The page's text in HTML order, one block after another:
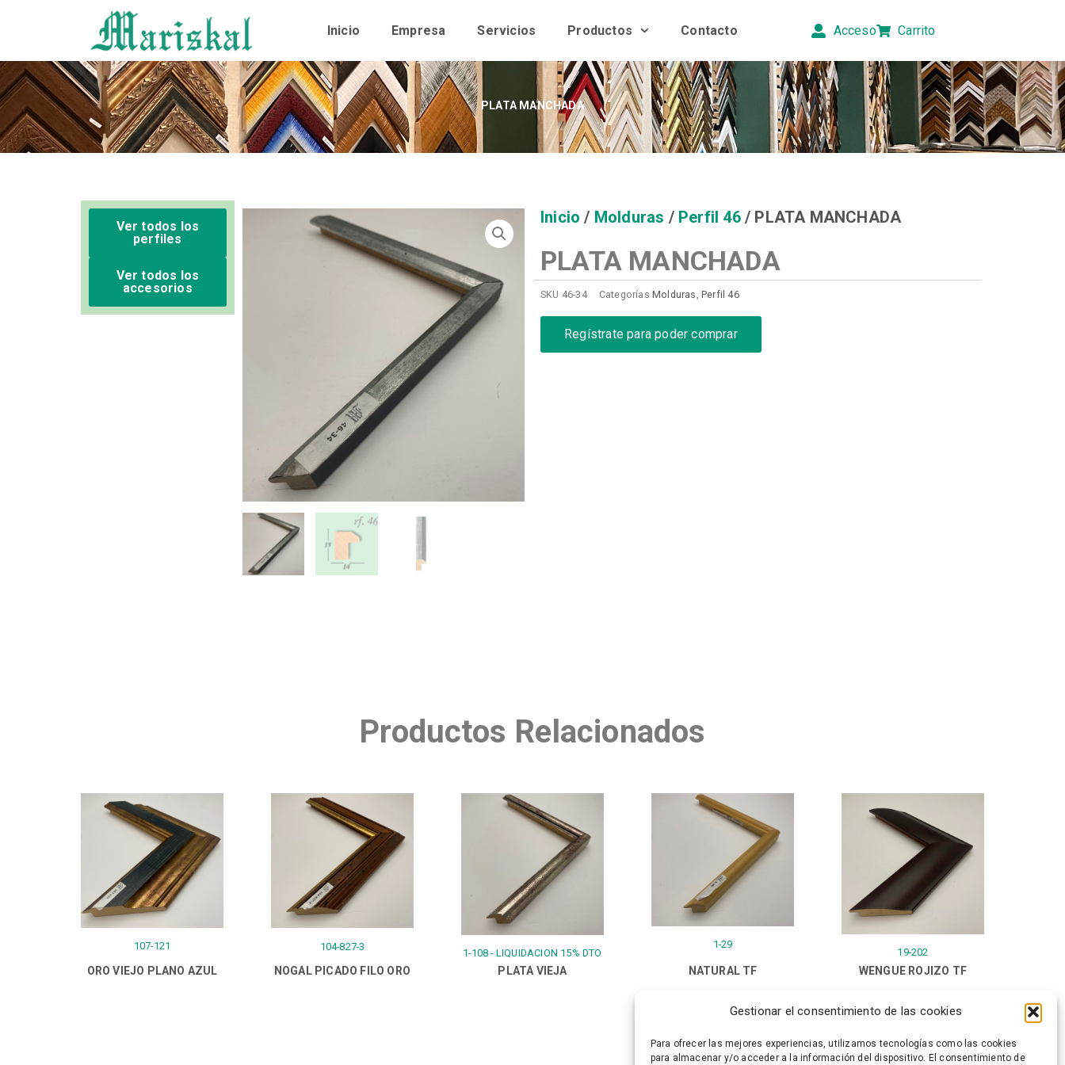
Gestionar el consentimiento de las cookies
Para ofrecer las mejores experiencias, utilizamos tecnologías como las cookies
para almacenar y/o acceder a la información del dispositivo. El consentimiento de
Inicio Empresa Servicios Productos Contacto Acceso Carrito
PLATA MANCHADA
Ver todos los
perfiles
Ver todos los
accesorios
Inicio / Molduras / Perfil 46/ PLATA MANCHADA
PLATA MANCHADA
SKU 46-34 Categorías Molduras ,Perfil 46
Regístrate para poder comprar
Productos Relacionados
107-121
ORO VIEJO PLANO AZUL
104-827-3
NOGAL PICADO FILO ORO
1-108 - LIQUIDACION 15% DTO
PLATA VIEJA
1-29
NATURAL TF
19-202
WENGUE ROJIZO TF